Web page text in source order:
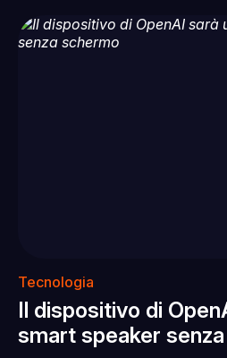
Tecnologia
Il dispositivo di
smart speaker